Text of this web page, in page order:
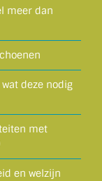
meer dan
deze nodig
met
en welzijn